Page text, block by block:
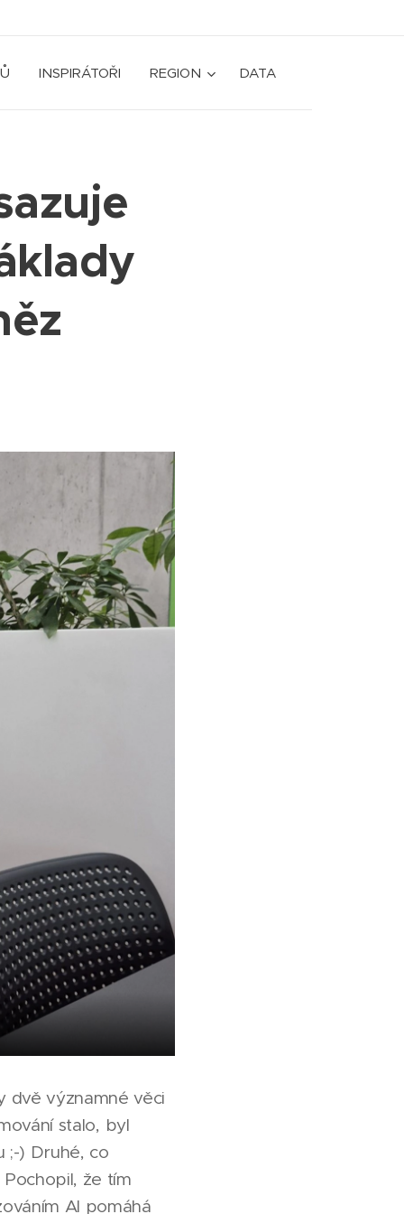
INSPIRÁTOŘI REGION DATA
dvě významné věci
stalo, byl
;-) Druhé, co
že tím
AI pomáhá